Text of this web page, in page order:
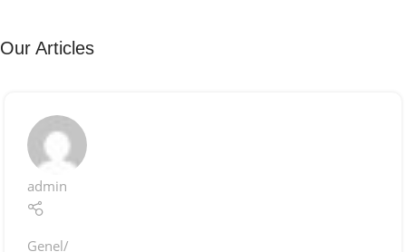
Our Articles
admin
Genel